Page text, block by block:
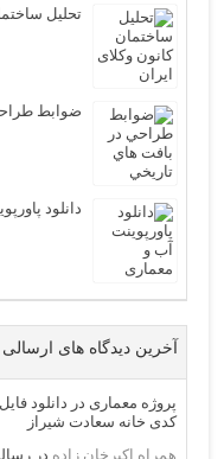
تحلیل
ضوابط
دانلود
آخرین دیدگاه های ارسالی
پروژه معماری در دانلود
کدی خانه سعادت شیراز
همراه اکبرخان زاده در